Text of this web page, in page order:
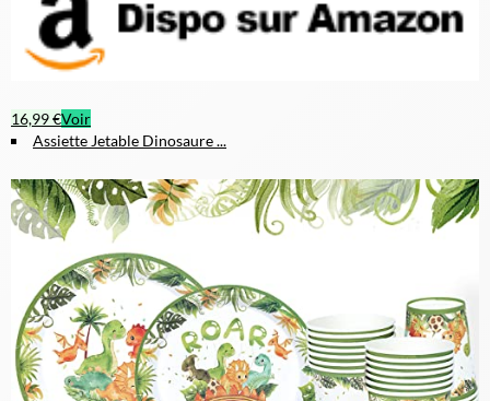
16,99 €Voir
Assiette Jetable Dinosaure ...